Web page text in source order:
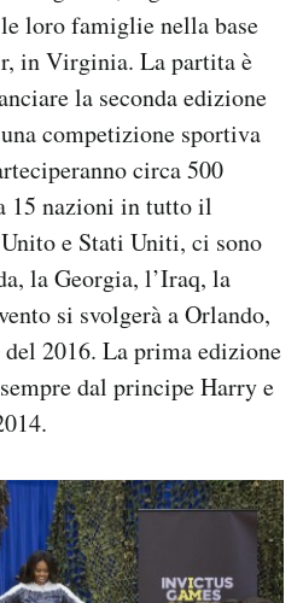
loro famiglie nella base
in Virginia. La partita è
la seconda edizione
competizione sportiva
circa 500
15 nazioni in tutto il
e Stati Uniti, ci sono
la Georgia, l’Iraq, la
si svolgerà a Orlando,
2016. La prima edizione
dal principe Harry e